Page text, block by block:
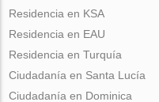
Residencia en KSA
Residencia en EAU
Residencia en Turquía
Ciudadanía en Santa Lucía
Ciudadanía en Dominica